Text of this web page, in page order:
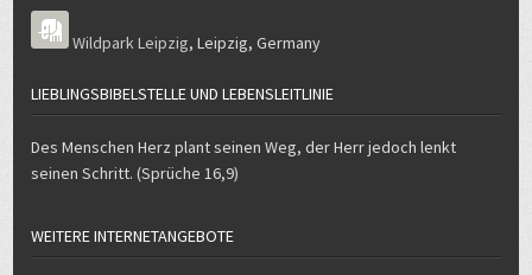
Wildpark Leipzig,Leipzig,Germany
LIEBLINGSBIBELSTELLE UND LEBENSLEITLINIE
Des Menschen Herz plant seinen Weg, der Herr jedoch lenkt
seinen Schritt. (Sprüche 16,9)
WEITERE INTERNETANGEBOTE